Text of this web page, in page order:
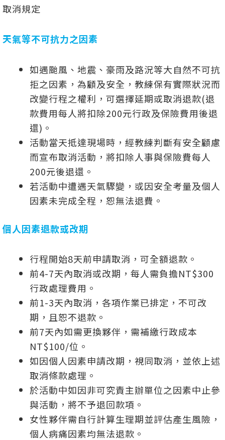
取消規定
天氣等不可抗力之因素
如遇颱風、地震、豪雨及路況等大自然不可抗
拒之因素，為顧及安全，教練保有實際狀況而
改變行程之權利，可選擇延期或取消退款(退
款費用每人將扣除200元行政及保險費用後退
還)。
活動當天抵達現場時，經教練判斷有安全顧慮
而宣布取消活動，將扣除人事與保險費每人
200元後退還。
若活動中遭遇天氣驟變，或因安全考量及個人
因素未完成全程，恕無法退費。
個人因素退款或改期
行程開始8天前申請取消，可全額退款。
前4-7天內取消或改期，每人需負擔NT$300
行政處理費用。
前1-3天內取消，各項作業已排定，不可改
期，且恕不退款。
前7天內如需更換夥伴，需補繳行政成本
NT$100/位。
如因個人因素申請改期，視同取消，並依上述
取消條款處理。
於活動中如因非可究責主辦單位之因素中止參
與活動，將不予退回款項。
女性夥伴需自行計算生理期並評估產生風險，
個人病痛因素均無法退款。